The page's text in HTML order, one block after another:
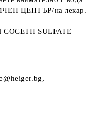
ЦЕНТЪР/на лекар.
SULFATE